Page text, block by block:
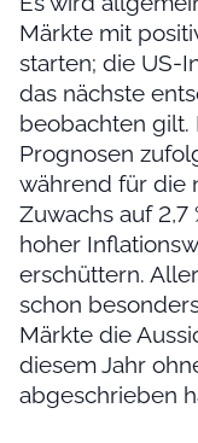
Märkte mit
starten; die US-
das nächste
beobachten gilt.
Prognosen
während für die
Zuwachs auf
hoher
erschüttern.
schon
Märkte die
diesem Jahr
abgeschrieben